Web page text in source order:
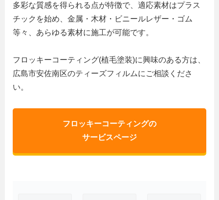
多彩な質感を得られる点が特徴で、適応素材はプラス
チックを始め、金属・木材・ビニールレザー・ゴム
等々、あらゆる素材に施工が可能です。
フロッキーコーティング(植毛塗装)に興味のある方は、
広島市安佐南区のティーズフィルムにご相談くださ
い。
フロッキーコーティングの
サービスページ